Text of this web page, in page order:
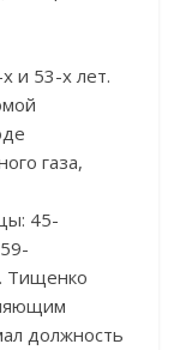
и 53-хлет.
газа,
45-
59-
Тищенко
должность